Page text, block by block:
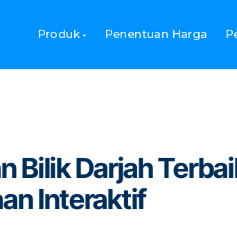
Produk Penentuan Harga
Bilik Darjah
Interaktif